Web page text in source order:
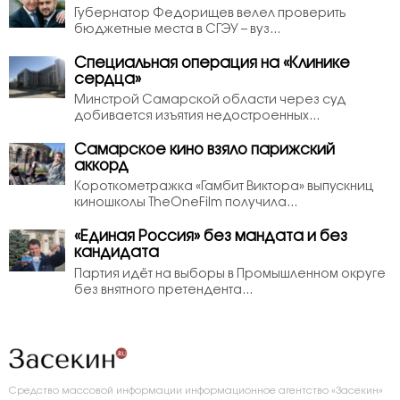
Губернатор Федорищев велел проверить
бюджетные места в СГЭУ – вуз...
Специальная операция на «Клинике
сердца»
Минстрой Самарской области через суд
добивается изъятия недостроенных...
Самарское кино взяло парижский
аккорд
Короткометражка «Гамбит Виктора» выпускниц
киношколы TheOneFilm получила...
«Единая Россия» без мандата и без
кандидата
Партия идёт на выборы в Промышленном округе
без внятного претендента...
Средство массовой информации информационное агентство «Засекин»